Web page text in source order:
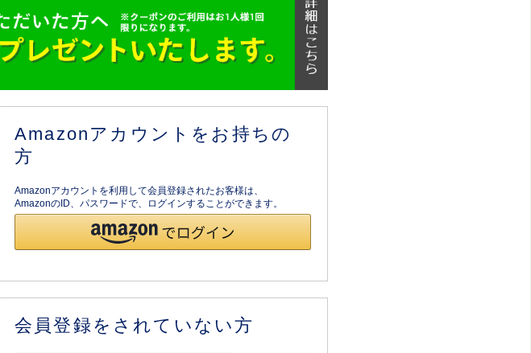
Amazonアカウントをお持ちの
方
Amazonアカウントを利用して会員登録されたお客様は、
AmazonのID、パスワードで、ログインすることができます。
会員登録をされていない方